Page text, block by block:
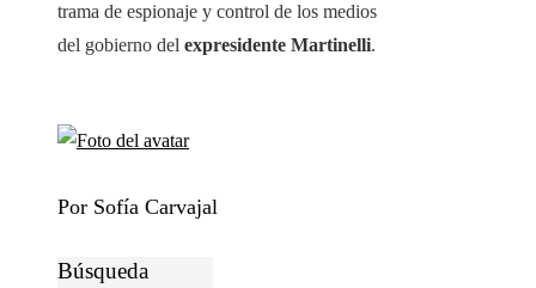
trama de espionaje y control de los medios
del gobierno del expresidente Martinelli.
Por Sofía Carvajal
Búsqueda